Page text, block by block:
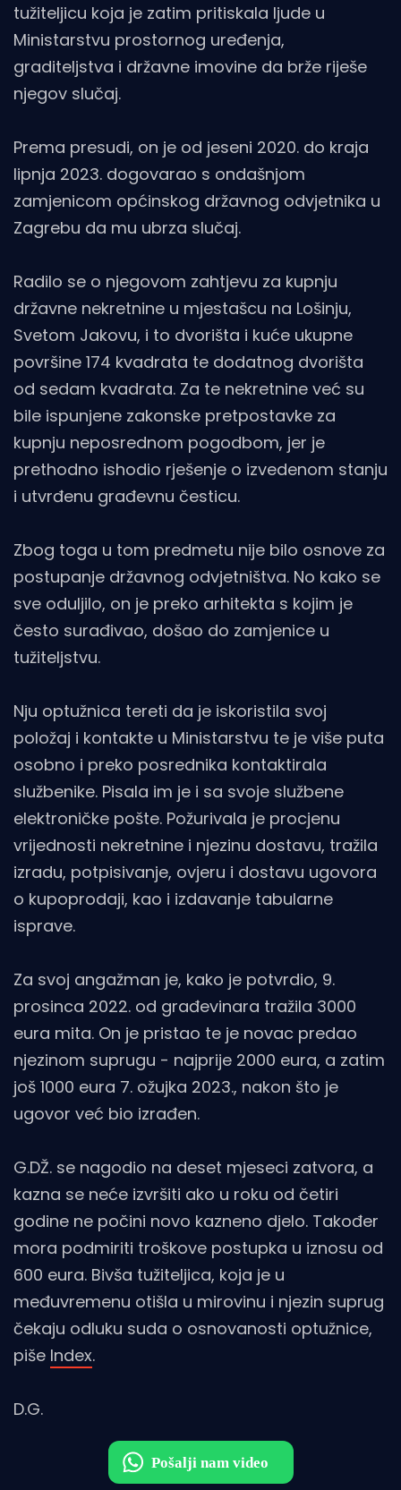
tužiteljicu koja je zatim pritiskala ljude u
Ministarstvu prostornog uređenja,
graditeljstva i državne imovine da brže riješe
njegov slučaj.
Prema presudi, on je od jeseni 2020. do kraja
lipnja 2023. dogovarao s ondašnjom
zamjenicom općinskog državnog odvjetnika u
Zagrebu da mu ubrza slučaj.
Radilo se o njegovom zahtjevu za kupnju
državne nekretnine u mjestašcu na Lošinju,
Svetom Jakovu, i to dvorišta i kuće ukupne
površine 174 kvadrata te dodatnog dvorišta
od sedam kvadrata. Za te nekretnine već su
bile ispunjene zakonske pretpostavke za
kupnju neposrednom pogodbom, jer je
prethodno ishodio rješenje o izvedenom stanju
i utvrđenu građevnu česticu.
Zbog toga u tom predmetu nije bilo osnove za
postupanje državnog odvjetništva. No kako se
sve oduljilo, on je preko arhitekta s kojim je
često surađivao, došao do zamjenice u
tužiteljstvu.
Nju optužnica tereti da je iskoristila svoj
položaj i kontakte u Ministarstvu te je više puta
osobno i preko posrednika kontaktirala
službenike. Pisala im je i sa svoje službene
elektroničke pošte. Požurivala je procjenu
vrijednosti nekretnine i njezinu dostavu, tražila
izradu, potpisivanje, ovjeru i dostavu ugovora
o kupoprodaji, kao i izdavanje tabularne
isprave.
Za svoj angažman je, kako je potvrdio, 9.
prosinca 2022. od građevinara tražila 3000
eura mita. On je pristao te je novac predao
njezinom suprugu - najprije 2000 eura, a zatim
još 1000 eura 7. ožujka 2023., nakon što je
ugovor već bio izrađen.
G.DŽ. se nagodio na deset mjeseci zatvora, a
kazna se neće izvršiti ako u roku od četiri
godine ne počini novo kazneno djelo. Također
mora podmiriti troškove postupka u iznosu od
600 eura. Bivša tužiteljica, koja je u
međuvremenu otišla u mirovinu i njezin suprug
čekaju odluku suda o osnovanosti optužnice,
piše Index.
D.G.